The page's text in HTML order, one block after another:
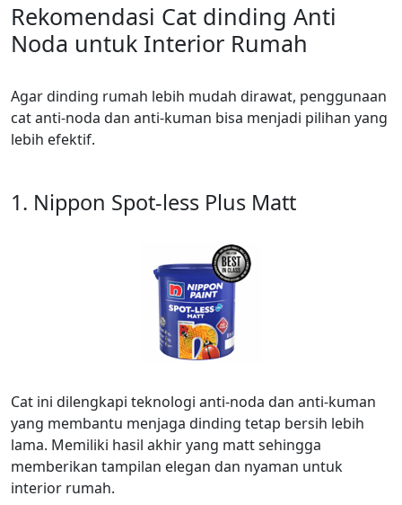
Rekomendasi Cat dinding Anti
Noda untuk Interior Rumah
Agar dinding rumah lebih mudah dirawat, penggunaan
cat anti-noda dan anti-kuman bisa menjadi pilihan yang
lebih efektif.
1. Nippon Spot-less Plus Matt
Cat ini dilengkapi teknologi anti-noda dan anti-kuman
yang membantu menjaga dinding tetap bersih lebih
lama. Memiliki hasil akhir yang matt sehingga
memberikan tampilan elegan dan nyaman untuk
interior rumah.